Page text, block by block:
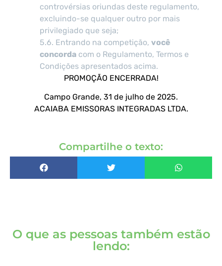
controvérsias oriundas deste regulamento,
excluindo-se qualquer outro por mais
privilegiado que seja;
5.6. Entrando na competição, você
concorda com o Regulamento, Termos e
Condições apresentados acima.
PROMOÇÃO ENCERRADA!
Campo Grande, 31 de julho de 2025.
ACAIABA EMISSORAS INTEGRADAS LTDA.
Compartilhe o texto:
O que as pessoas também estão
lendo: